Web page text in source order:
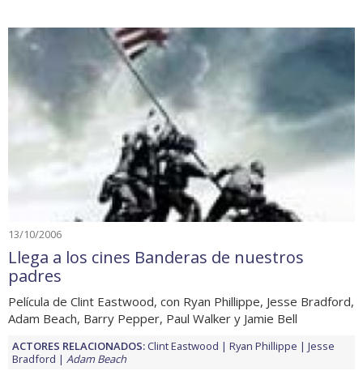
13/10/2006
Llega a los cines Banderas de nuestros
padres
Película de Clint Eastwood, con Ryan Phillippe, Jesse Bradford,
Adam Beach, Barry Pepper, Paul Walker y Jamie Bell
ACTORES RELACIONADOS:Clint Eastwood Ryan Phillippe
Jesse
Bradford
Adam Beach